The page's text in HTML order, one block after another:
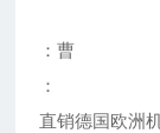
：曹
：
直销德国欧洲